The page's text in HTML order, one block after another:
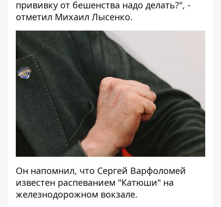
прививку от бешенства надо делать?", -
отметил Михаил Лысенко.
Он напомнил, что Сергей Варфоломей
известен распеванием "Катюши" на
железнодорожном вокзале.